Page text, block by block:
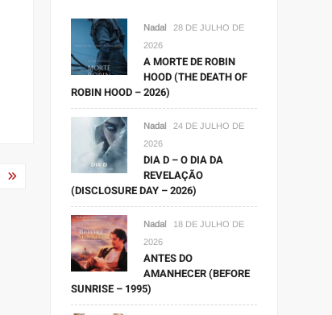
Nadal
28 DE JULHO DE
2026
A MORTE DE ROBIN
HOOD (THE DEATH OF
ROBIN HOOD – 2026)
Nadal
24 DE JULHO DE
2026
DIA D – O DIA DA
REVELAÇÃO
(DISCLOSURE DAY – 2026)
Nadal
18 DE JULHO DE
2026
ANTES DO
AMANHECER (BEFORE
SUNRISE – 1995)